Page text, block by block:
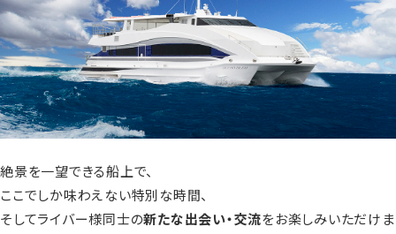
絶景を一望できる船上で、
ここでしか味わえない特別な時間、
そしてライバー様同士の新たな出会い・交流をお楽しみいただけま